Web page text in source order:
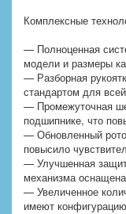
Комплексные
— Полноценная
модели и размеры
— Разборная
стандартом для
— Промежуточная
подшипнике, что
— Обновленный
повысило
— Улучшенная
механизма
— Увеличенное
имеют